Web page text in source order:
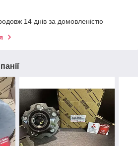
14 днів за домовленістю